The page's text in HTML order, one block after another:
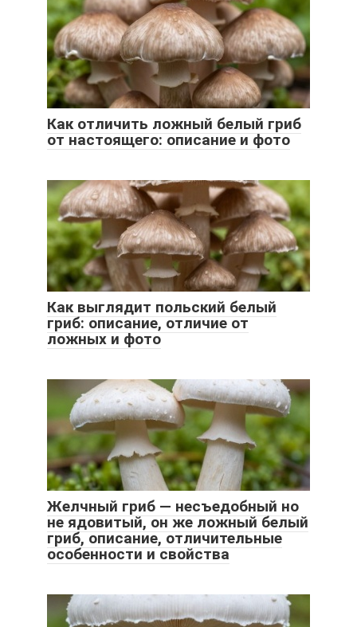
Как отличить ложный белый гриб
от настоящего: описание и фото
Как выглядит польский белый
гриб: описание, отличие от
ложных и фото
Желчный гриб — несъедобный но
не ядовитый, он же ложный белый
гриб, описание, отличительные
особенности и свойства